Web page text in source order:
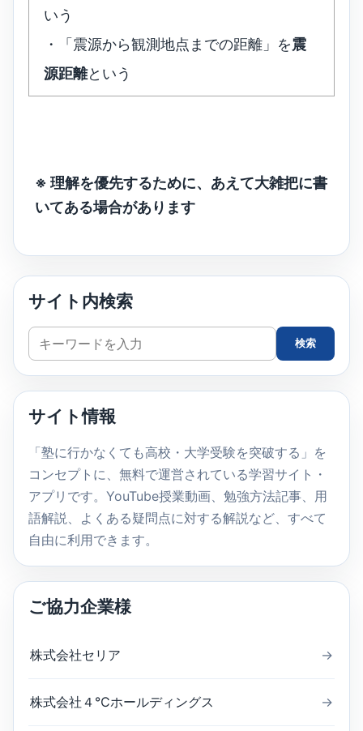
いう
・「震源から観測地点までの距離」を震
源距離という
※ 理解を優先するために、あえて大雑把に書
いてある場合があります
サイト内検索
サ
イ
ト
検
索
検索
サイト情報
「塾に行かなくても高校・大学受験を突破する」を
コンセプトに、無料で運営されている学習サイト・
アプリです。YouTube授業動画、勉強方法記事、用
語解説、よくある疑問点に対する解説など、すべて
自由に利用できます。
ご協力企業様
株式会社セリア →
株式会社４℃ホールディングス →